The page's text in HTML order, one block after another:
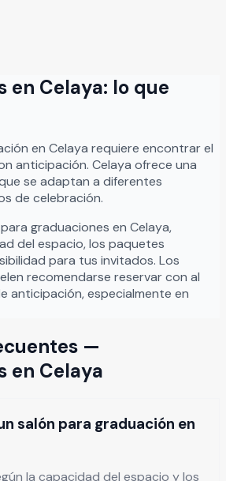
en el escenario ideal para bodas,
reuniones familiares y
cálida y acogedora, perfecta
únicas junto a familiares y
lleno de encanto y tranquilidad.
en Celaya: lo que
en Celaya requiere encontrar el
anticipación. Celaya ofrece una
se adaptan a diferentes
de celebración.
graduaciones en Celaya,
del espacio, los paquetes
para tus invitados. Los
recomendarse reservar con al
anticipación, especialmente en
—
en Celaya
salón para graduación en
la capacidad del espacio y los